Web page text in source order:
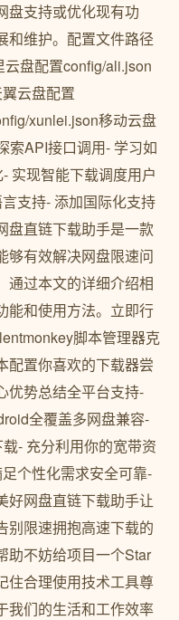
盘支持或优化现有功
和维护。配置文件路径
盘配置config/ali.json
云盘配置
xunlei.json移动云盘
索API接口调用- 学习如
实现智能下载调度用户
支持- 添加国际化支持
盘直链下载助手是一款
够有效解决网盘限速问
通过本文的详细介绍相
能和使用方法。立即行
脚本管理器克
配置你喜欢的下载器尝
优势总结全平台支持-
全覆盖多网盘兼容-
- 充分利用你的宽带资
个性化需求安全可靠-
好网盘直链下载助手让
别限速拥抱高速下载的
助不妨给项目一个Star
住合理使用技术工具尊
我们的生活和工作效率